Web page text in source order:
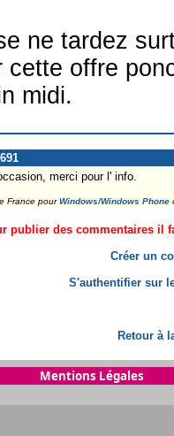
ne tardez
cette offre
midi.
merci pour l' info.
France pourWindows/Windows Phone
publier des commentaires il
Créer un
S'authentifier sur
Retour à
Mentions Légales